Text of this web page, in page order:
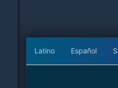
Latino Español